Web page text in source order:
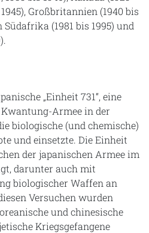
Großbritannien (1940 bis
Südafrika (1981 bis 1995) und
„Einheit 731“, eine
Armee in der
biologische (und chemische)
und einsetzte. Die Einheit
der japanischen Armee im
darunter auch mit
biologischer Waffen an
Versuchen wurden
und chinesische
Kriegsgefangene